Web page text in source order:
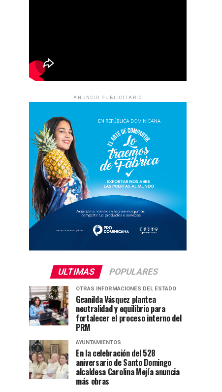
ANUNCIO PUBLICITARIO
ULTIMAS POPULARES
OTRAS INFORMACIONES DEL ESTADO
Geanilda Vásquez plantea
neutralidad y equilibrio para
fortalecer el proceso interno del
PRM
AYUNTAMIENTOS
En la celebración del 528
aniversario de Santo Domingo
alcaldesa Carolina Mejía anuncia
más obras